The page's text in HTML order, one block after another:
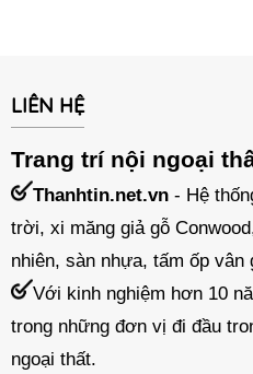
LIÊN HỆ
Trang trí nội ngoại
Thanhtin.net.vn - Hệ
trời, xi măng giả gỗ
nhiên, sàn nhựa, tấm ốp vân
Với kinh nghiệm hơn 10
trong những đơn vị đi đầu
ngoại thất.